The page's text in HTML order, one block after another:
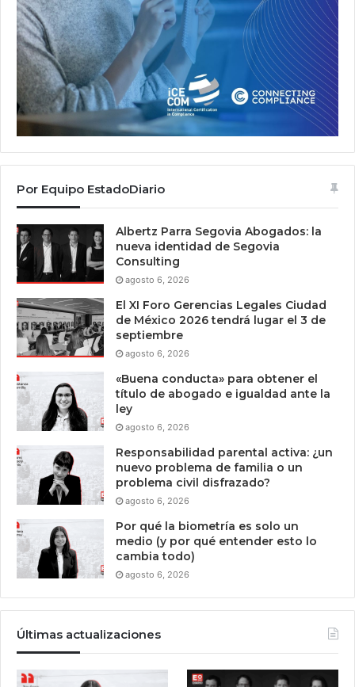
Por Equipo EstadoDiario
Albertz Parra Segovia Abogados: la
nueva identidad de Segovia
Consulting
agosto 6, 2026
El XI Foro Gerencias Legales Ciudad
de México 2026 tendrá lugar el 3 de
septiembre
agosto 6, 2026
«Buena conducta» para obtener el
título de abogado e igualdad ante la
ley
agosto 6, 2026
Responsabilidad parental activa: ¿un
nuevo problema de familia o un
problema civil disfrazado?
agosto 6, 2026
Por qué la biometría es solo un
medio (y por qué entender esto lo
cambia todo)
agosto 6, 2026
Últimas actualizaciones